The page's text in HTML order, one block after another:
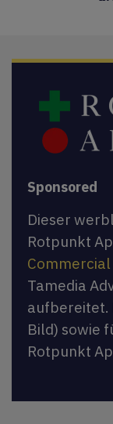
Sponsored
Dieser
Rotpunkt
Tamedia
aufbereitet.
Bild) sowie
Rotpunkt